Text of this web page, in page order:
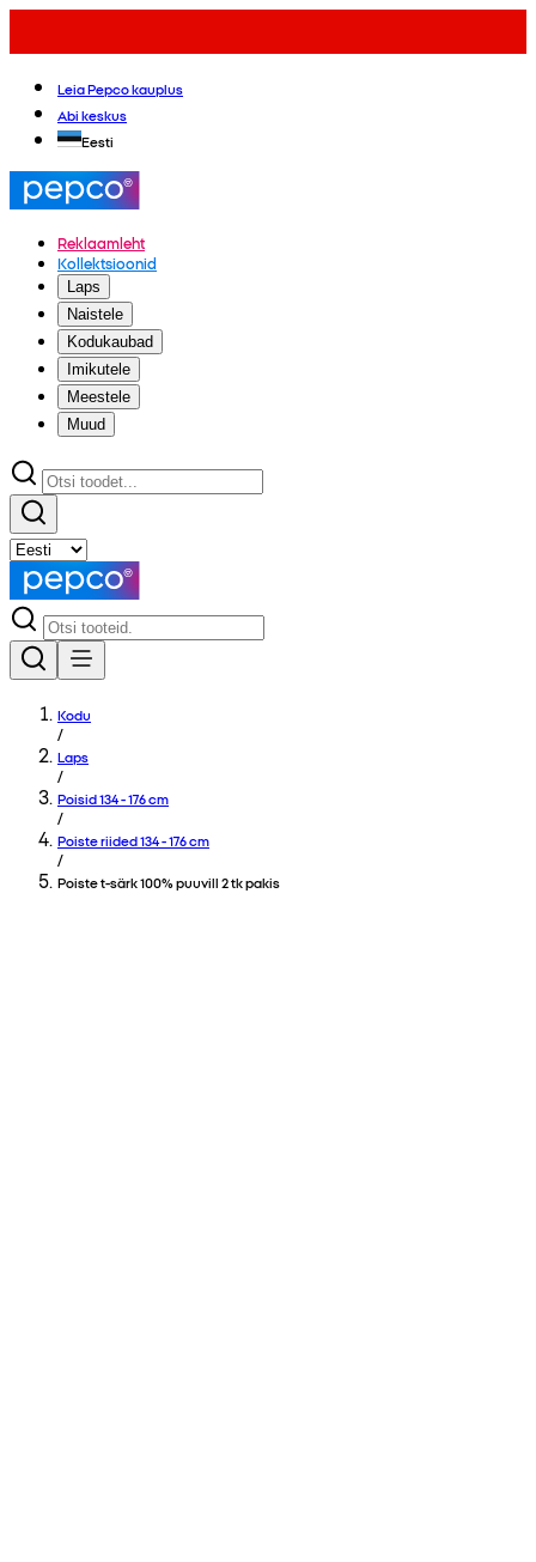
Leia Pepco kauplus
Abi keskus
Eesti
Reklaamleht
Kollektsioonid
Laps
Naistele
Kodukaubad
Imikutele
Meestele
Muud
Kodu
/
Laps
/
Poisid 134 - 176 cm
/
Poiste riided 134 - 176 cm
/
Poiste t-särk 100% puuvill 2 tk pakis